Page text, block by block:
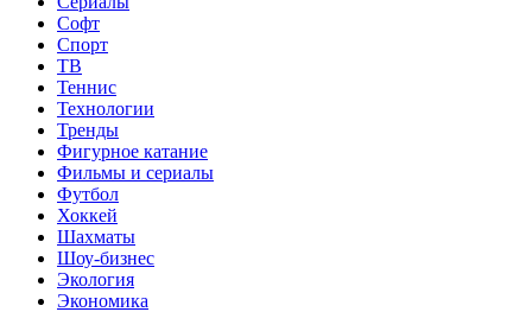
Софт
Спорт
ТВ
Теннис
Технологии
Тренды
Фигурное катание
Фильмы и сериалы
Футбол
Хоккей
Шахматы
Шоу-бизнес
Экология
Экономика